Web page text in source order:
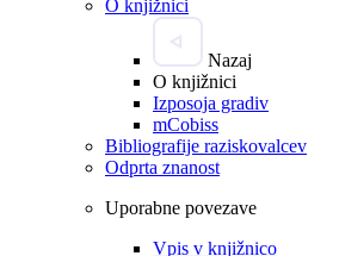
O knjižnici
Nazaj
O knjižnici
Izposoja gradiv
mCobiss
Bibliografije raziskovalcev
Odprta znanost
Uporabne povezave
Vpis v knjižnico